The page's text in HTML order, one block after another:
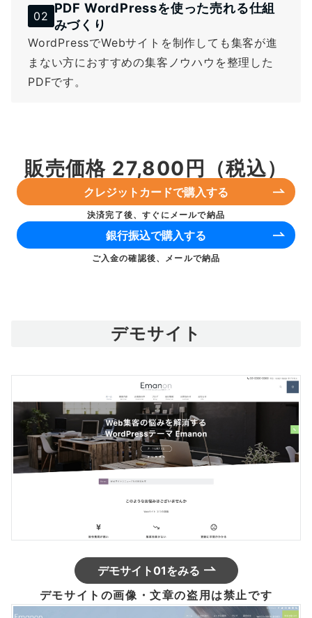
02
PDF WordPressを使った売れる仕組
みづくり
WordPressでWebサイトを制作しても集客が進
まない方におすすめの集客ノウハウを整理した
PDFです。
販売価格 27,800円（税込）
クレジットカードで購入する
決済完了後、すぐにメールで納品
銀行振込で購入する
ご入金の確認後、メールで納品
デモサイト
デモサイト01をみる
デモサイトの画像・文章の盗用は禁止です